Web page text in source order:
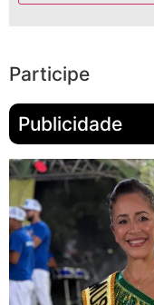
Participe
Publicidade